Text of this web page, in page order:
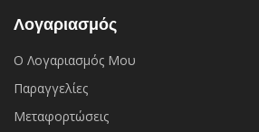
Λογαριασμός
Ο Λογαριασμός Μου
Παραγγελίες
Μεταφορτώσεις